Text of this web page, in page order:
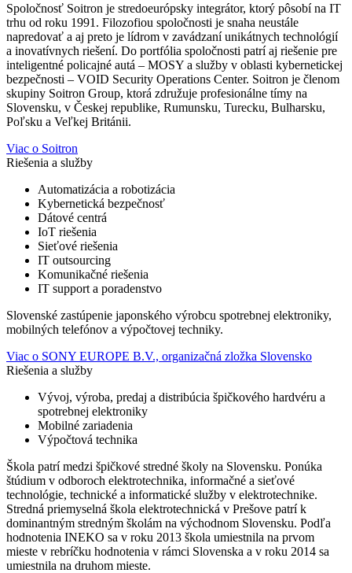
Spoločnosť Soitron je stredoeurópsky integrátor, ktorý pôsobí na IT
trhu od roku 1991. Filozofiou spoločnosti je snaha neustále
napredovať a aj preto je lídrom v zavádzaní unikátnych technológií
a inovatívnych riešení. Do portfólia spoločnosti patrí aj riešenie pre
inteligentné policajné autá – MOSY a služby v oblasti kybernetickej
bezpečnosti – VOID Security Operations Center. Soitron je členom
skupiny Soitron Group, ktorá združuje profesionálne tímy na
Slovensku, v Českej republike, Rumunsku, Turecku, Bulharsku,
Poľsku a Veľkej Británii.
Viac o Soitron
Riešenia a služby
Automatizácia a robotizácia
Kybernetická bezpečnosť
Dátové centrá
IoT riešenia
Sieťové riešenia
IT outsourcing
Komunikačné riešenia
IT support a poradenstvo
Slovenské zastúpenie japonského výrobcu spotrebnej elektroniky,
mobilných telefónov a výpočtovej techniky.
Viac o SONY EUROPE B.V., organizačná zložka Slovensko
Riešenia a služby
Vývoj, výroba, predaj a distribúcia špičkového hardvéru a
spotrebnej elektroniky
Mobilné zariadenia
Výpočtová technika
Škola patrí medzi špičkové stredné školy na Slovensku. Ponúka
štúdium v odboroch elektrotechnika, informačné a sieťové
technológie, technické a informatické služby v elektrotechnike.
Stredná priemyselná škola elektrotechnická v Prešove patrí k
dominantným stredným školám na východnom Slovensku. Podľa
hodnotenia INEKO sa v roku 2013 škola umiestnila na prvom
mieste v rebríčku hodnotenia v rámci Slovenska a v roku 2014 sa
umiestnila na druhom mieste.